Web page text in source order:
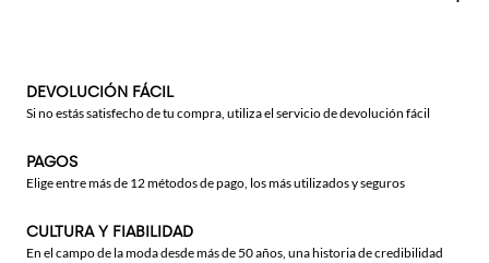
DEVOLUCIÓN FÁCIL
Si no estás satisfecho de tu compra, utiliza el servicio de devolución fácil
PAGOS
Elige entre más de 12 métodos de pago, los más utilizados y seguros
CULTURA Y FIABILIDAD
En el campo de la moda desde más de 50 años, una historia de credibilidad